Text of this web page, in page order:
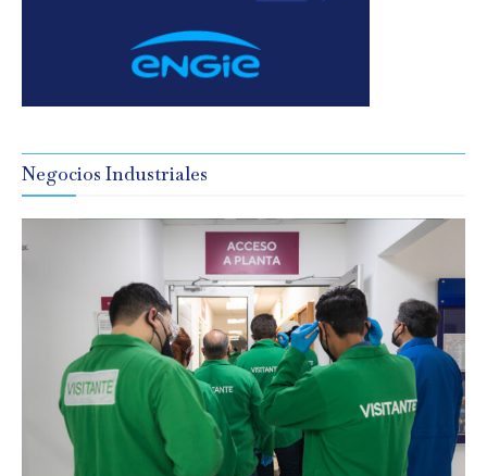
Negocios Industriales